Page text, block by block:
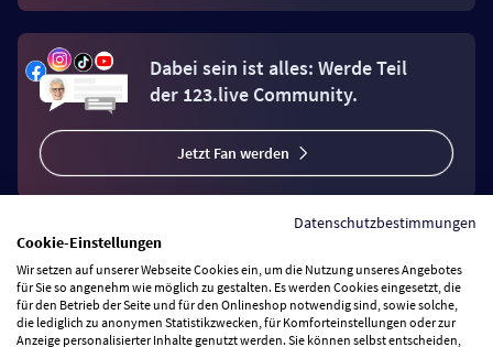
Dabei sein ist alles: Werde Teil
der 123.live Community.
Jetzt Fan werden
Vertrag widerrufen
Datenschutzbestimmungen
Cookie-Einstellungen
Wir setzen auf unserer Webseite Cookies ein, um die Nutzung unseres Angebotes
für Sie so angenehm wie möglich zu gestalten. Es werden Cookies eingesetzt, die
für den Betrieb der Seite und für den Onlineshop notwendig sind, sowie solche,
die lediglich zu anonymen Statistikzwecken, für Komforteinstellungen oder zur
Anzeige personalisierter Inhalte genutzt werden. Sie können selbst entscheiden,